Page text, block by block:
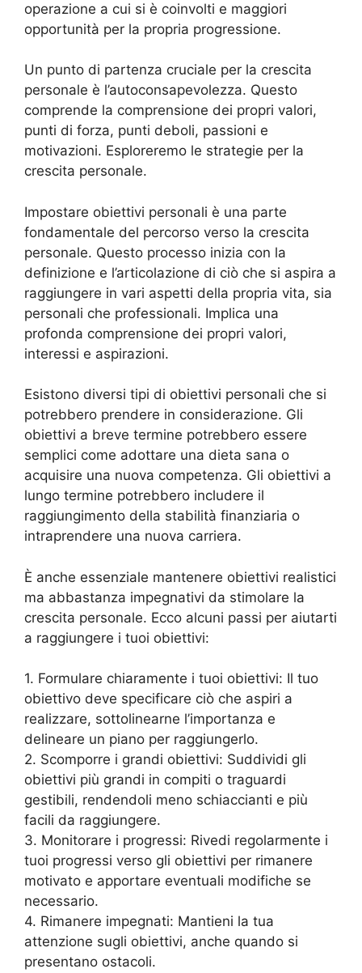
operazione a cui si è coinvolti e maggiori
opportunità per la propria progressione.
Un punto di partenza cruciale per la crescita
personale è l’autoconsapevolezza. Questo
comprende la comprensione dei propri valori,
punti di forza, punti deboli, passioni e
motivazioni. Esploreremo le strategie per la
crescita personale.
Impostare obiettivi personali è una parte
fondamentale del percorso verso la crescita
personale. Questo processo inizia con la
definizione e l’articolazione di ciò che si aspira a
raggiungere in vari aspetti della propria vita, sia
personali che professionali. Implica una
profonda comprensione dei propri valori,
interessi e aspirazioni.
Esistono diversi tipi di obiettivi personali che si
potrebbero prendere in considerazione. Gli
obiettivi a breve termine potrebbero essere
semplici come adottare una dieta sana o
acquisire una nuova competenza. Gli obiettivi a
lungo termine potrebbero includere il
raggiungimento della stabilità finanziaria o
intraprendere una nuova carriera.
È anche essenziale mantenere obiettivi realistici
ma abbastanza impegnativi da stimolare la
crescita personale. Ecco alcuni passi per aiutarti
a raggiungere i tuoi obiettivi:
1. Formulare chiaramente i tuoi obiettivi: Il tuo
obiettivo deve specificare ciò che aspiri a
realizzare, sottolinearne l’importanza e
delineare un piano per raggiungerlo.
2. Scomporre i grandi obiettivi: Suddividi gli
obiettivi più grandi in compiti o traguardi
gestibili, rendendoli meno schiaccianti e più
facili da raggiungere.
3. Monitorare i progressi: Rivedi regolarmente i
tuoi progressi verso gli obiettivi per rimanere
motivato e apportare eventuali modifiche se
necessario.
4. Rimanere impegnati: Mantieni la tua
attenzione sugli obiettivi, anche quando si
presentano ostacoli.